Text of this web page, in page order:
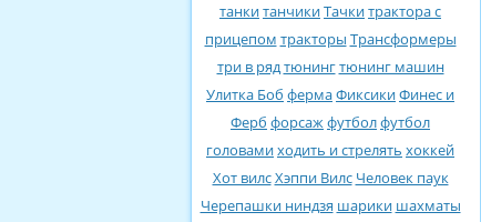
танкитанчикиТачкитрактора с
прицепом тракторы Трансформеры
три в рядтюнингтюнинг машин
Улитка Боб фермаФиксикиФинес и
Ферб форсажфутболфутбол
головамиходить и стрелять хоккей
Хот вилсХэппи Вилс Человек паук
Черепашки ниндзя шарики шахматы